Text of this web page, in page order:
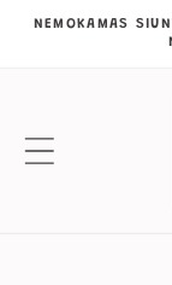
Eiti į
NEMOKAMAS